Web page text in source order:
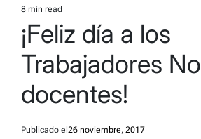
IN
Estimated
read
8 min read
¡Feliz día a los
Trabajadores No
docentes!
Publicado el26 noviembre, 2017